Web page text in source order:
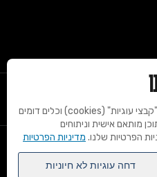
לידיעתכם, באתר זה נעשה שימוש ב"קבצי עוגיות" (cookies) וכלים דומים
מותאם אישית וניתוחים
הפרטיות שלנו. מדיניות הפרטיות
דחה עוגיות לא חיוניות